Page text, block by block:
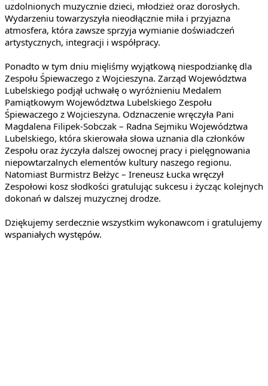
uzdolnionych muzycznie dzieci, młodzież oraz dorosłych.
Wydarzeniu towarzyszyła nieodłącznie miła i przyjazna
atmosfera, która zawsze sprzyja wymianie doświadczeń
artystycznych, integracji i współpracy.
Ponadto w tym dniu mięliśmy wyjątkową niespodziankę dla
Zespołu Śpiewaczego z Wojcieszyna. Zarząd Województwa
Lubelskiego podjął uchwałę o wyróżnieniu Medalem
Pamiątkowym Województwa Lubelskiego Zespołu
Śpiewaczego z Wojcieszyna. Odznaczenie wręczyła Pani
Magdalena Filipek-Sobczak – Radna Sejmiku Województwa
Lubelskiego, która skierowała słowa uznania dla członków
Zespołu oraz życzyła dalszej owocnej pracy i pielęgnowania
niepowtarzalnych elementów kultury naszego regionu.
Natomiast Burmistrz Bełżyc – Ireneusz Łucka wręczył
Zespołowi kosz słodkości gratulując sukcesu i życząc kolejnych
dokonań w dalszej muzycznej drodze.
Dziękujemy serdecznie wszystkim wykonawcom i gratulujemy
wspaniałych występów.